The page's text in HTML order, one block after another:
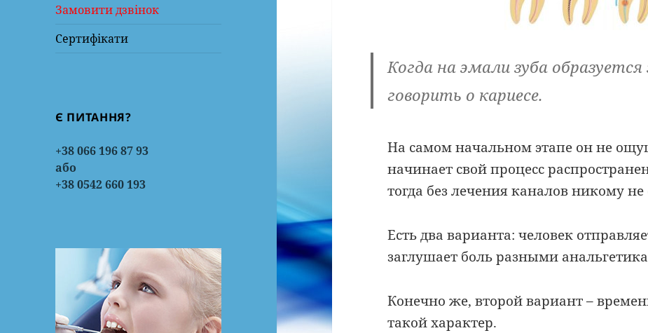
Замовити дзвінок
Сертифікати
Є ПИТАННЯ?
+38 066 196 87 93
або
+38 0542 660 193
Когда на эмали зуба
говорить о кариесе.
На самом начальном этапе он не
начинает свой процесс
тогда без лечения каналов никому не
Есть два варианта: человек
заглушает боль разными
Конечно же, второй вариант –
такой характер.